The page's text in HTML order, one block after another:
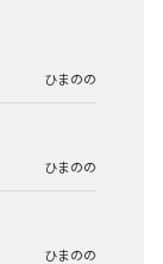
ひまのの
ひまのの
ひまのの